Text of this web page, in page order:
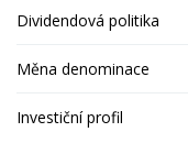
Dividendová politika
Měna denominace
Investiční profil